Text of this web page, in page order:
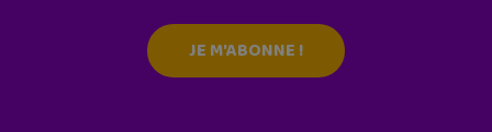
JE M'ABONNE !